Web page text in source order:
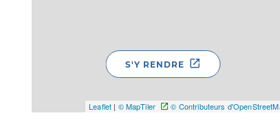
Leaflet | © MapTiler © Contributeurs
S'Y RENDRE